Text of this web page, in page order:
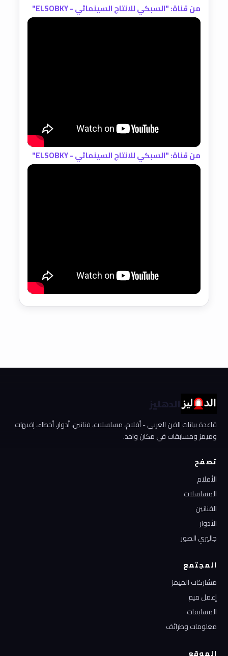
من قناة: "السبكي للانتاج السينمائي - ELSOBKY"
من قناة: "السبكي للانتاج السينمائي - ELSOBKY"
الدهليز
قاعدة بيانات الفن العربي - أفلام، مسلسلات، فنانين، أدوار، أخطاء، إفيهات
وميمز ومسابقات في مكان واحد.
تصفح
الأفلام
المسلسلات
الفنانين
الأدوار
جاليري الصور
المجتمع
مشاركات الميمز
إعمل ميم
المسابقات
معلومات وطرائف